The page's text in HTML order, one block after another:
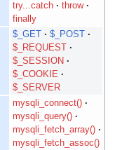
try...catch
throw
finally
$_GET
$_POST
$_REQUEST
$_SESSION
$_COOKIE
$_SERVER
mysqli_connect()
mysqli_query()
mysqli_fetch_array()
mysqli_fetch_assoc()